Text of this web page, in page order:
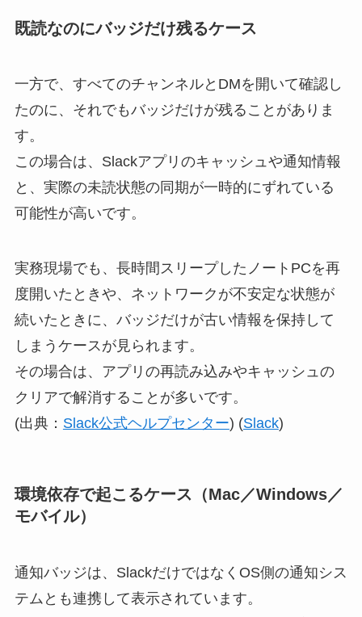
既読なのにバッジだけ残るケース
一方で、すべてのチャンネルとDMを開いて確認し
たのに、それでもバッジだけが残ることがありま
す。
この場合は、Slackアプリのキャッシュや通知情報
と、実際の未読状態の同期が一時的にずれている
可能性が高いです。
実務現場でも、長時間スリープしたノートPCを再
度開いたときや、ネットワークが不安定な状態が
続いたときに、バッジだけが古い情報を保持して
しまうケースが見られます。
その場合は、アプリの再読み込みやキャッシュの
クリアで解消することが多いです。
(出典： Slack公式ヘルプセンター) (Slack)
環境依存で起こるケース（Mac／Windows／
モバイル）
通知バッジは、SlackだけではなくOS側の通知シス
テムとも連携して表示されています。